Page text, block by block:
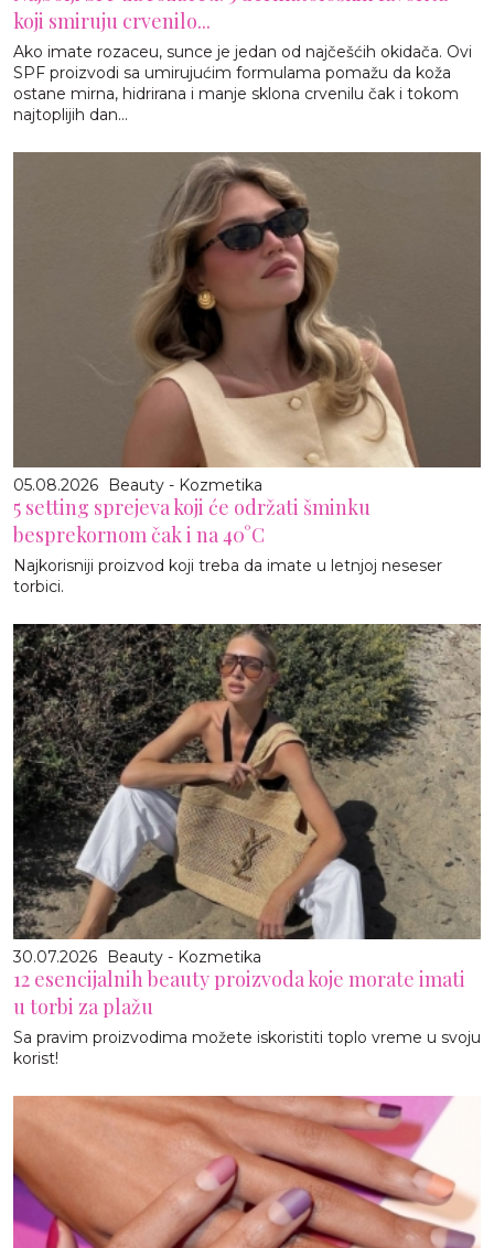
koji smiruju crvenilo...
Ako imate rozaceu, sunce je jedan od najčešćih okidača. Ovi
SPF proizvodi sa umirujućim formulama pomažu da koža
ostane mirna, hidrirana i manje sklona crvenilu čak i tokom
najtoplijih dan...
05.08.2026 Beauty - Kozmetika
5 setting sprejeva koji će održati šminku
besprekornom čak i na 40°C
Najkorisniji proizvod koji treba da imate u letnjoj neseser
torbici.
30.07.2026 Beauty - Kozmetika
12 esencijalnih beauty proizvoda koje morate imati
u torbi za plažu
Sa pravim proizvodima možete iskoristiti toplo vreme u svoju
korist!